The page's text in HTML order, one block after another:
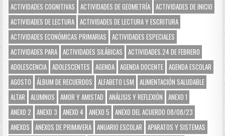
ACTIVIDADES COGNITIVAS
ACTIVIDADES DE GEOMETRÍA ACTIVIDADES DE INICIO
ACTIVIDADES DE LECTURA ACTIVIDADES DE LECTURA Y ESCRITURA
ACTIVIDADES ECONÓMICAS PRIMARIAS
ACTIVIDADES ESPECIALES
ACTIVIDADES PARA ACTIVIDADES SILÁBICAS
ACTIVIDADES.24 DE FEBRERO
ADOLESCENCIA ADOLESCENTES AGENDA AGENDA DOCENTE AGENDA ESCOLAR
AGOSTO
ÁLBUM DE RECUERDOS ALFABETO LSM
ALIMENTACIÓN SALUDABLE
ALTAR
ALUMNOS AMOR Y AMISTAD ANÁLISIS Y REFLEXIÓN
ANEXO 1
ANEXO 2
ANEXO 3 ANEXO 4 ANEXO 5
ANEXO DEL ACUERDO 08/08/23
ANEXOS
ANEXOS DE PRIMAVERA ANUARIO ESCOLAR
APARATOS Y SISTEMAS